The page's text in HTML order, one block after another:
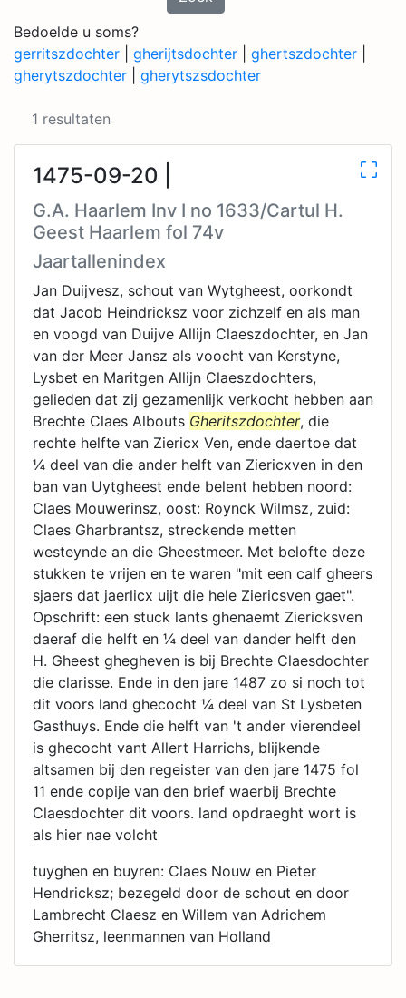
Bedoelde u soms?
gerritszdochter
gherijtsdochter ghertszdochter
gherytszdochter
gherytszsdochter
1 resultaten
1475-09-20 |
G.A. Haarlem Inv I no 1633/Cartul H.
Geest Haarlem fol 74v
Jaartallenindex
Jan Duijvesz, schout van Wytgheest, oorkondt
dat Jacob Heindricksz voor zichzelf en als man
en voogd van Duijve Allijn Claeszdochter, en Jan
van der Meer Jansz als voocht van Kerstyne,
Lysbet en Maritgen Allijn Claeszdochters,
gelieden dat zij gezamenlijk verkocht hebben aan
Brechte Claes Albouts Gheritszdochter, die
rechte helfte van Ziericx Ven, ende daertoe dat
¼ deel van die ander helft van Ziericxven in den
ban van Uytgheest ende belent hebben noord:
Claes Mouwerinsz, oost: Roynck Wilmsz, zuid:
Claes Gharbrantsz, streckende metten
westeynde an die Gheestmeer. Met belofte deze
stukken te vrijen en te waren "mit een calf gheers
sjaers dat jaerlicx uijt die hele Ziericsven gaet".
Opschrift: een stuck lants ghenaemt Ziericksven
daeraf die helft en ¼ deel van dander helft den
H. Gheest ghegheven is bij Brechte Claesdochter
die clarisse. Ende in den jare 1487 zo si noch tot
dit voors land ghecocht ¼ deel van St Lysbeten
Gasthuys. Ende die helft van 't ander vierendeel
is ghecocht vant Allert Harrichs, blijkende
altsamen bij den regeister van den jare 1475 fol
11 ende copije van den brief waerbij Brechte
Claesdochter dit voors. land opdraeght wort is
als hier nae volcht
tuyghen en buyren: Claes Nouw en Pieter
Hendricksz; bezegeld door de schout en door
Lambrecht Claesz en Willem van Adrichem
Gherritsz, leenmannen van Holland